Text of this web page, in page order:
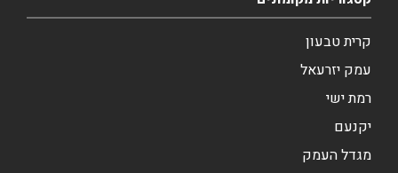
קרית טבעון
עמק יזרעאל
רמת ישי
יקנעם
מגדל העמק